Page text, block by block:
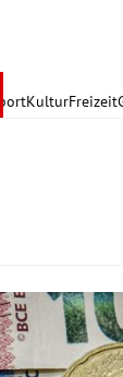
SportKulturFreizeit